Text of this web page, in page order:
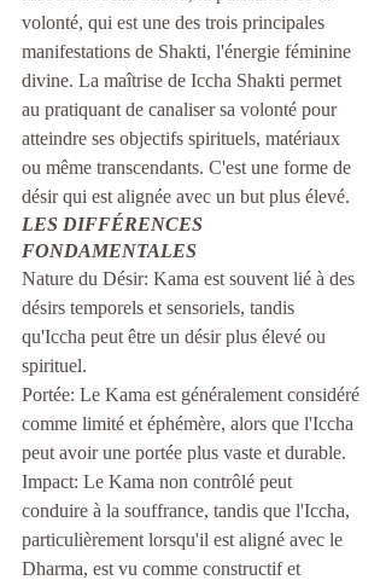
volonté, qui est une des trois principales
manifestations de Shakti, l'énergie féminine
divine. La maîtrise de Iccha Shakti permet
au pratiquant de canaliser sa volonté pour
atteindre ses objectifs spirituels, matériaux
ou même transcendants. C'est une forme de
désir qui est alignée avec un but plus élevé.
LES DIFFÉRENCES
FONDAMENTALES
Nature du Désir: Kama est souvent lié à des
désirs temporels et sensoriels, tandis
qu'Iccha peut être un désir plus élevé ou
spirituel.
Portée: Le Kama est généralement considéré
comme limité et éphémère, alors que l'Iccha
peut avoir une portée plus vaste et durable.
Impact: Le Kama non contrôlé peut
conduire à la souffrance, tandis que l'Iccha,
particulièrement lorsqu'il est aligné avec le
Dharma, est vu comme constructif et